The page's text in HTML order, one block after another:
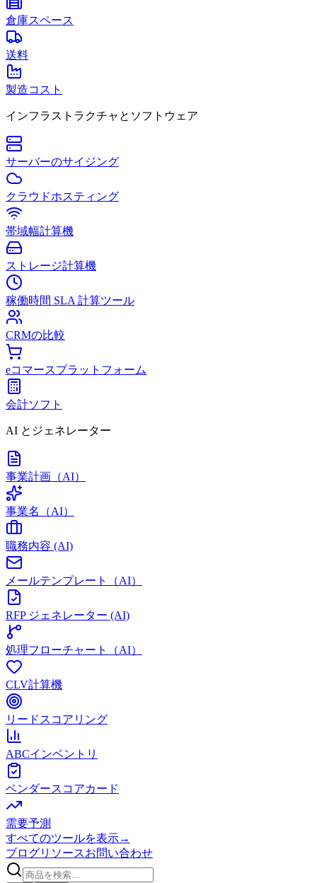
倉庫スペース
送料
製造コスト
インフラストラクチャとソフトウェア
サーバーのサイジング
クラウドホスティング
帯域幅計算機
ストレージ計算機
稼働時間 SLA 計算ツール
CRMの比較
eコマースプラットフォーム
会計ソフト
AI とジェネレーター
事業計画（AI）
事業名（AI）
職務内容 (AI)
メールテンプレート（AI）
RFP ジェネレーター (AI)
処理フローチャート（AI）
CLV計算機
リードスコアリング
ABCインベントリ
ベンダースコアカード
需要予測
すべてのツールを表示→
ブログリソースお問い合わせ